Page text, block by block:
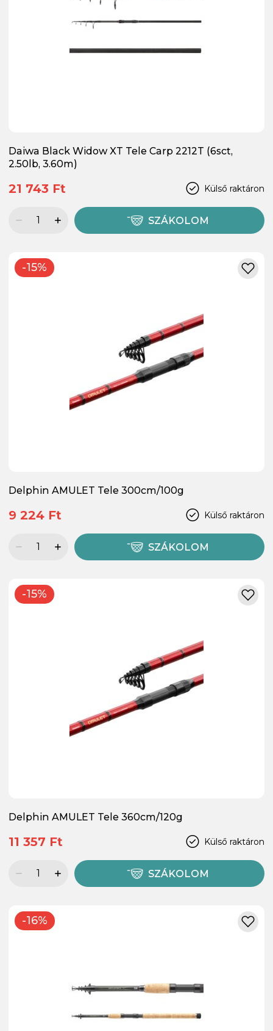
Daiwa Black Widow XT Tele Carp 2212T (6sct,
2.50lb, 3.60m)
Külső raktáron
21 743 Ft
SZÁKOLOM
-15%
Delphin AMULET Tele 300cm/100g
Külső raktáron
9 224 Ft
SZÁKOLOM
-15%
Delphin AMULET Tele 360cm/120g
Külső raktáron
11 357 Ft
SZÁKOLOM
-16%